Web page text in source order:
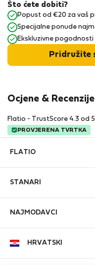
Ocjene &
Flatio - TrustScore 4.3 od 5
PROVJERENA TVRTKA
Što ćete dobiti?
Popust od €20 za vaš
Specijalne ponude
Ekskluzivne
Pridružite
FLATIO
Pridružite se Klubu
Kontakt i Impressum
Uvjeti i odredbe
STANARI
Za tvrtke
StayProtection za
NAJMODAVCI
HRVATSKI